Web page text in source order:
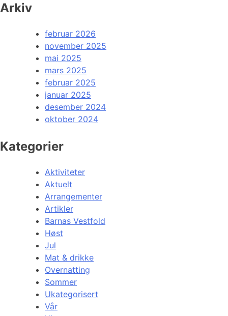
Arkiv
februar 2026
november 2025
mai 2025
mars 2025
februar 2025
januar 2025
desember 2024
oktober 2024
Kategorier
Aktiviteter
Aktuelt
Arrangementer
Artikler
Barnas Vestfold
Høst
Jul
Mat & drikke
Overnatting
Sommer
Ukategorisert
Vår